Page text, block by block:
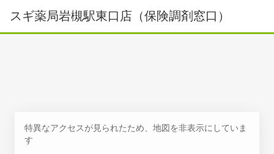
スギ薬局岩槻駅東口店（保険調剤窓口）
特異なアクセスが見られたため、地図を非表示にしていま
す